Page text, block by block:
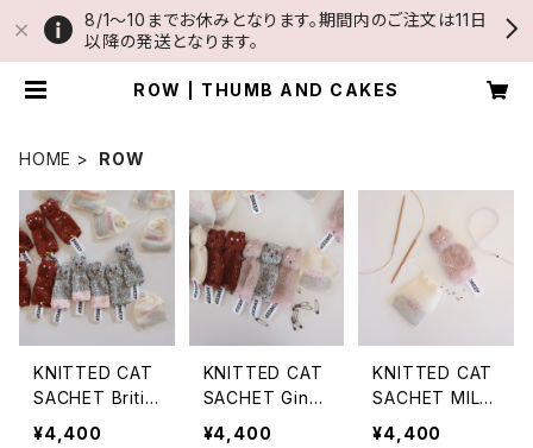
8/1〜10までお休みとなります。期間内のご注文は11日
以降の発送となります。
ROW | THUMB AND CAKES
HOME ROW
KNITTED CAT
SACHET Britis
h Blue cat
¥4,400
KNITTED CAT
SACHET Ging
er Cat
¥4,400
KNITTED CAT
SACHET MILK
TEA
¥4,400